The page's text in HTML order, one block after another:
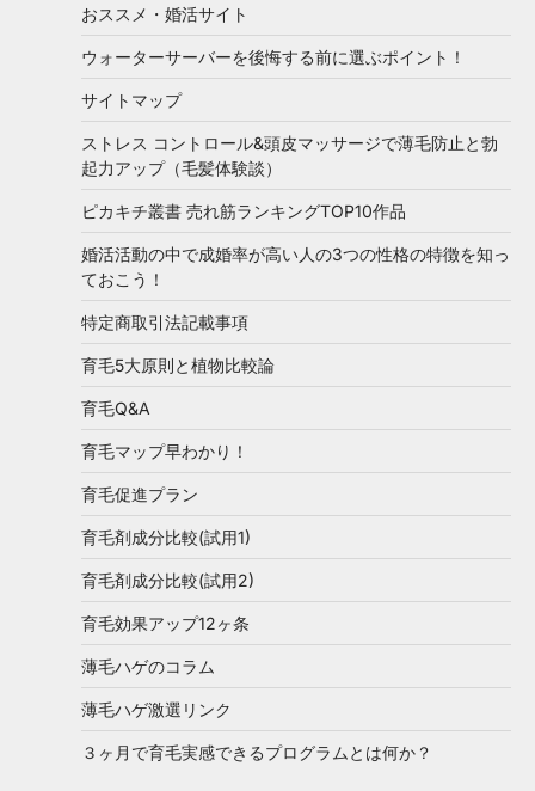
おススメ・婚活サイト
ウォーターサーバーを後悔する前に選ぶポイント！
サイトマップ
ストレス コントロール&頭皮マッサージで薄毛防止と勃
起力アップ（毛髪体験談）
ピカキチ叢書 売れ筋ランキングTOP10作品
婚活活動の中で成婚率が高い人の3つの性格の特徴を知っ
ておこう！
特定商取引法記載事項
育毛5大原則と植物比較論
育毛Q&A
育毛マップ早わかり！
育毛促進プラン
育毛剤成分比較(試用1)
育毛剤成分比較(試用2)
育毛効果アップ12ヶ条
薄毛ハゲのコラム
薄毛ハゲ激選リンク
３ヶ月で育毛実感できるプログラムとは何か？